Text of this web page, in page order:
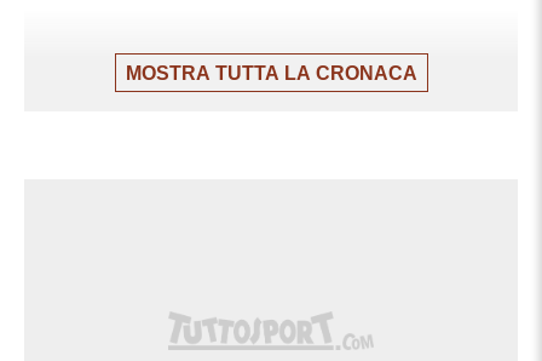
MOSTRA TUTTA LA CRONACA